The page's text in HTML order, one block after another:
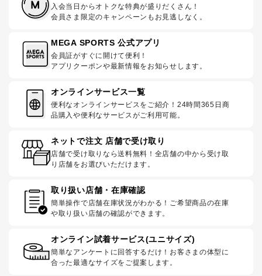
入会当日からオトクな特典が盛りだくさん！
会員さま限定のキャンペーンもお見逃しなく。
MEGA SPORTS 公式アプリ
会員証がすぐに開けて便利！
アプリクーポンや最新情報をお知らせします。
オンラインサービス一覧
便利なオンラインサービスをご紹介！24時間365日商
品購入や便利なサービスがご利用可能。
ネットで注文 店舗で受け取り
店舗で受け取りなら送料無料！全店舗の中から受け取
り店舗をお選びいただけます。
取り扱い店舗・在庫確認
簡単操作で店舗在庫状況がわかる！ご希望商品の在庫
や取り扱い店舗の確認ができます。
オンライン試着サービス(ユニサイズ)
簡単なアンケートに回答するだけ！お客さまの体型に
合った最適なサイズをご提案します。